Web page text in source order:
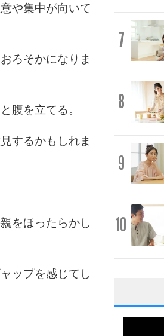
や集中が向いて
ろそかになりま
腹を立てる。
するかもしれま
をほったらかし
ップを感じてし
7
8
9
10
1